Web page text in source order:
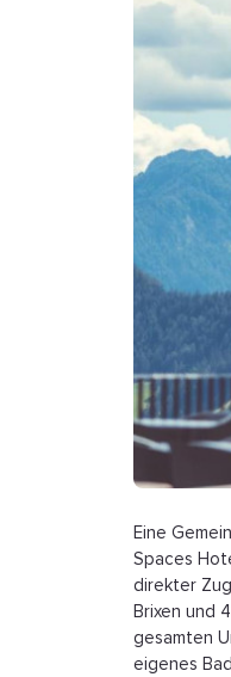
Eine
Spaces
direkter
Brixen und
gesamten
eigenes